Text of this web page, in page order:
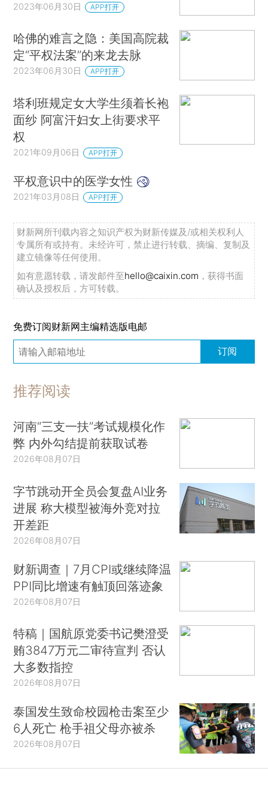
2023年06月30日 APP打开
哈佛的难言之隐：美国高院裁
定“平权法案”的来龙去脉
2023年06月30日 APP打开
塔利班规定女大学生须着长袍
面纱 阿富汗妇女上街要求平
权
2021年09月06日 APP打开
平权意识中的医学女性
2021年03月08日 APP打开
财新网所刊载内容之知识产权为财新传媒及/或相关权利人
专属所有或持有。未经许可，禁止进行转载、摘编、复制及
建立镜像等任何使用。
如有意愿转载，请发邮件至hello@caixin.com ，获得书面
确认及授权后，方可转载。
免费订阅财新网主编精选版电邮
订阅
推荐阅读
河南“三支一扶”考试规模化作
弊 内外勾结提前获取试卷
2026年08月07日
字节跳动开全员会复盘AI业务
进展 称大模型被海外竞对拉
开差距
2026年08月07日
财新调查｜7月CPI或继续降温
PPI同比增速有触顶回落迹象
2026年08月07日
特稿｜国航原党委书记樊澄受
贿3847万元二审待宣判 否认
大多数指控
2026年08月07日
泰国发生致命校园枪击案至少
6人死亡 枪手祖父母亦被杀
2026年08月07日